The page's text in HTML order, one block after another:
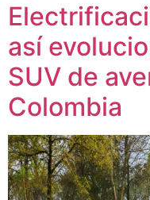
así
SUV de
Colombia